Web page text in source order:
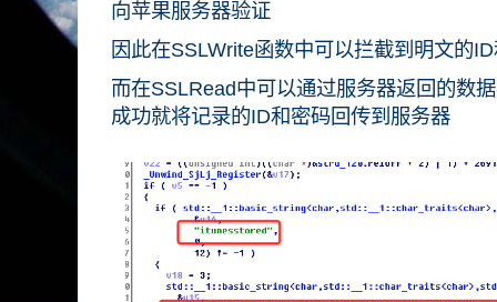
向苹果服务器验证
因此在SSLWrite函数中可以拦截到明文的
而在SSLRead中可以通过服务器返回的数
成功就将记录的ID和密码回传到服务器